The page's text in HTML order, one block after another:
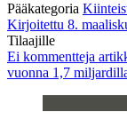
Pääkategoria
Kirjoitettu 8.
Tilaajille
Ei kommentteja
vuonna 1,7